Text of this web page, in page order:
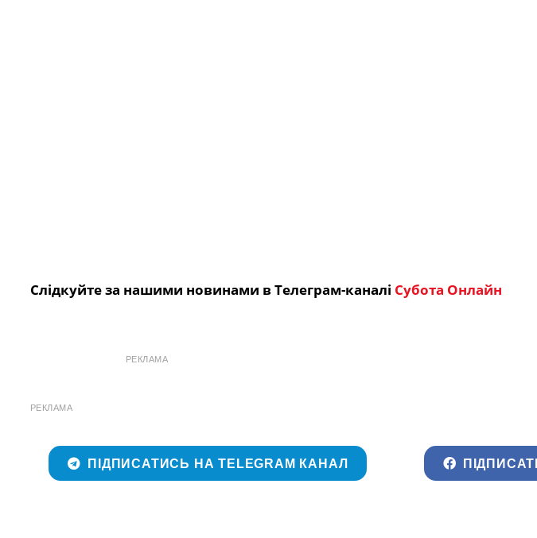
Слідкуйте за нашими новинами в Телеграм-каналі Субота Онлайн
РЕКЛАМА
РЕКЛАМА
ПІДПИСАТИСЬ НА TELEGRAM КАНАЛ